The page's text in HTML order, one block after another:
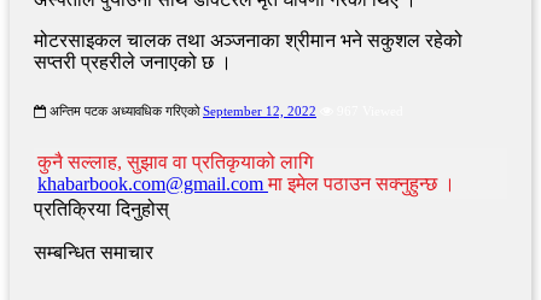
मोटरसाइकल चालक तथा अञ्जनाका श्रीमान भने सकुशल रहेको
सप्तरी प्रहरीले जनाएको छ ।
अन्तिम पटक अध्यावधिक गरिएको September 12, 2022
कुनै सल्लाह, सुझाव वा प्रतिकृयाको लागि
khabarbook.com@gmail.comमा इमेल पठाउन सक्नुहुन्छ ।
प्रतिक्रिया दिनुहोस्
सम्बन्धित समाचार